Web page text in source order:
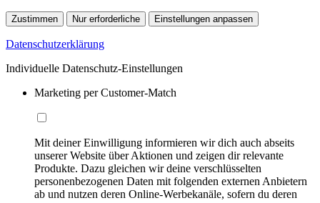
Zustimmen Nur erforderliche Einstellungen anpassen
Datenschutzerklärung
Individuelle Datenschutz-Einstellungen
Marketing per Customer-Match
Mit deiner Einwilligung informieren wir dich auch abseits
unserer Website über Aktionen und zeigen dir relevante
Produkte. Dazu gleichen wir deine verschlüsselten
personenbezogenen Daten mit folgenden externen Anbietern
ab und nutzen deren Online-Werbekanäle, sofern du deren